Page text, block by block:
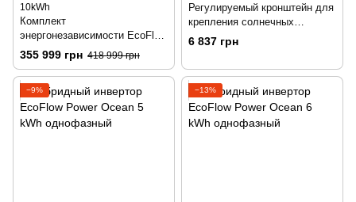
10kWh
Комплект
энергонезависимости EcoFlow
Power Ocean 10 kWh
355 999 грн 418 999 грн
Регулируемый кронштейн для
крепления солнечных
панелей Ecoflow
6 837 грн
−9% −13%